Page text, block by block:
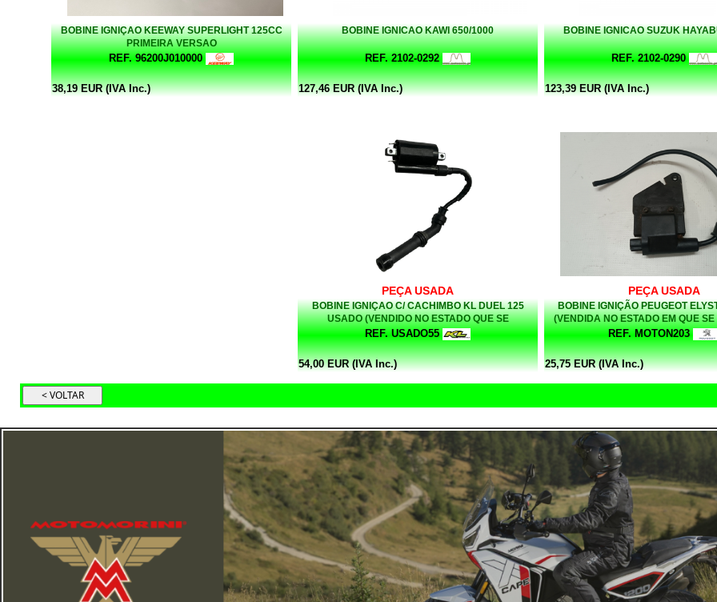
BOBINE IGNIÇAO KEEWAY SUPERLIGHT 125CC
PRIMEIRA VERSAO
REF. 96200J010000
38,19 EUR (IVA Inc.)
BOBINE IGNICAO KAWI 650/1000
REF. 2102-0292
127,46 EUR (IVA Inc.)
BOBINE IGNICAO SUZUK
REF. 2102-0290
123,39 EUR (IVA Inc.)
PEÇA USADA
BOBINE IGNIÇAO C/ CACHIMBO KL DUEL 125
USADO (VENDIDO NO ESTADO QUE SE
ENCONTRA)
REF. USADO55
54,00 EUR (IVA Inc.)
PEÇA USADA
BOBINE IGNIÇÃO PEUGEOT
(VENDIDA NO ESTADO EM QUE
REF. MOTON203
25,75 EUR (IVA Inc.)